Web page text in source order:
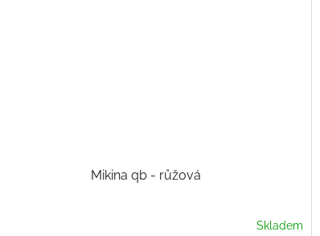
Mikina qb - růžová
Skladem